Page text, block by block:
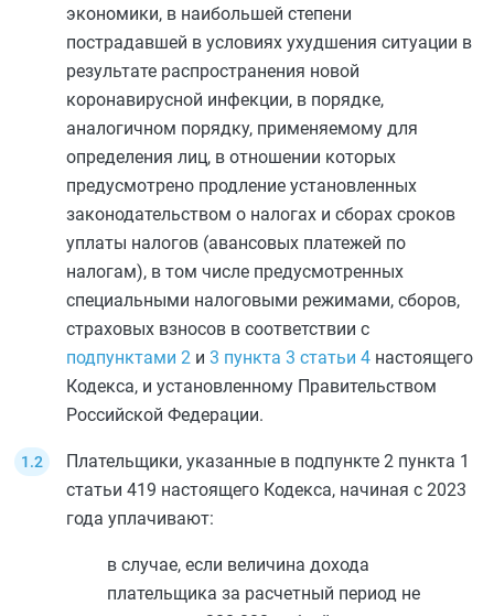
экономики, в наибольшей степени
пострадавшей в условиях ухудшения ситуации в
результате распространения новой
коронавирусной инфекции, в порядке,
аналогичном порядку, применяемому для
определения лиц, в отношении которых
предусмотрено продление установленных
законодательством о налогах и сборах сроков
уплаты налогов (авансовых платежей по
налогам), в том числе предусмотренных
специальными налоговыми режимами, сборов,
страховых взносов в соответствии с
подпунктами 2 и 3 пункта 3 статьи 4 настоящего
Кодекса, и установленному Правительством
Российской Федерации.
Плательщики, указанные в подпункте 2 пункта 1
статьи 419 настоящего Кодекса, начиная с 2023
года уплачивают:
в случае, если величина дохода
плательщика за расчетный период не